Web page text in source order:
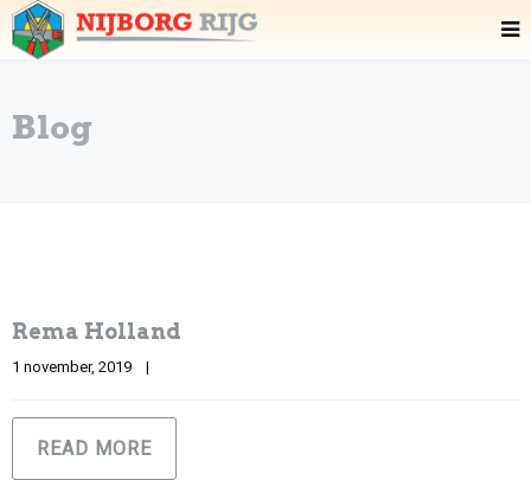
Blog
Rema Holland
1 november, 2019 |
READ MORE